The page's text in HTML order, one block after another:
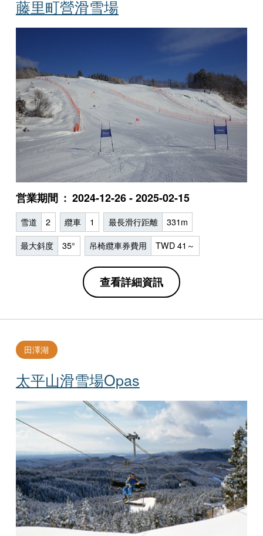
藤里町營滑雪場
営業期間 2024-12-26 - 2025-02-15
雪道 2 纜車 1 最長滑行距離 331m
最大斜度 35° 吊椅纜車券費用 TWD 41～
查看詳細資訊
太平山滑雪場Opas
田澤湖